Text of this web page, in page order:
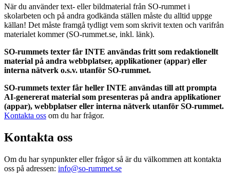
När du använder text- eller bildmaterial från SO-rummet i
skolarbeten och på andra godkända ställen måste du alltid uppge
källan! Det måste framgå tydligt vem som skrivit texten och varifrån
materialet kommer (SO-rummet.se, inkl. länk).
SO-rummets texter får INTE användas fritt som redaktionellt
material på andra webbplatser, applikationer (appar) eller
interna nätverk o.s.v. utanför SO-rummet.
SO-rummets texter får heller INTE användas till att prompta
AI-genererat material som presenteras på andra applikationer
(appar), webbplatser eller interna nätverk utanför SO-rummet.
Kontakta oss om du har frågor.
Kontakta oss
Om du har synpunkter eller frågor så är du välkommen att kontakta
oss på adressen: info@so-rummet.se